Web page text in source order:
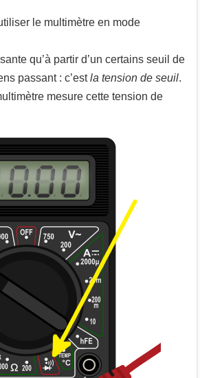
le multimètre en mode
qu’à partir d’un certains seuil de
passant : c’estla tension de seuil.
mesure cette tension de